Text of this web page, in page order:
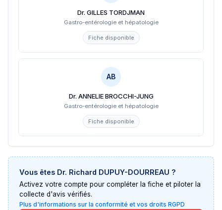
Dr. GILLES TORDJMAN
Gastro-entérologie et hépatologie
Fiche disponible
AB
Dr. ANNELIE BROCCHI-JUNG
Gastro-entérologie et hépatologie
Fiche disponible
Vous êtes Dr. Richard DUPUY-DOURREAU ?
Activez votre compte pour compléter la fiche et piloter la
collecte d'avis vérifiés.
Plus d'informations sur la conformité et vos droits RGPD